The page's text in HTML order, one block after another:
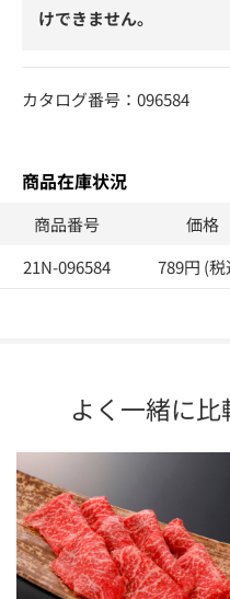
けできません。
カタログ番号：096584
商品在庫状況
商品番号 価格
21N-096584
789円 (税
よく一緒に